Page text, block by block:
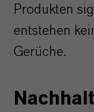
Produkten
entstehen
Gerüche.